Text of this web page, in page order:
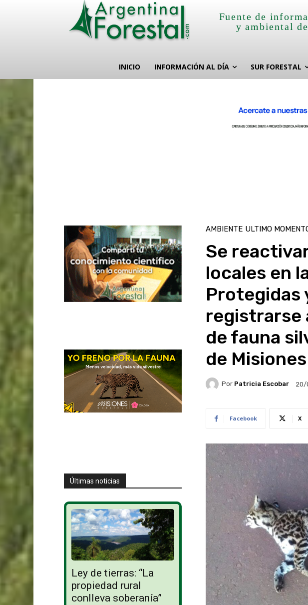
Fuente de
y ambiental
INICIO INFORMACIÓN AL DÍA SUR FORESTAL
Últimas noticias
Ley de tierras: “La
propiedad rural
conlleva soberanía”
AMBIENTE ULTIMO
Se
locales en
Protegidas
registrarse
de fauna
de Misiones
Por Patricia Escobar 20/
Facebook X